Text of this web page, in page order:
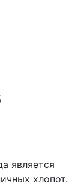
является
хлопот.